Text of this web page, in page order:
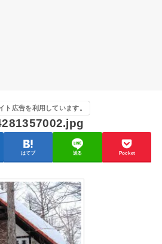
ト広告を利用しています。
はてブ 送る Pocket